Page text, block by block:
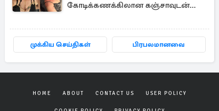
கோடிக்கணக்கிலான கஞ்சாவுடன்
முக்கிய செய்திகள் பிரபலமானவை
HOME ABOUT CONTACT US USER POLICY